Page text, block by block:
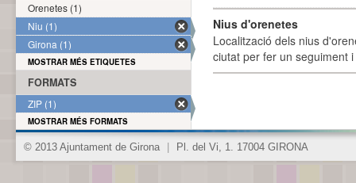
Nius d'orenetes
Localització dels nius
ciutat per fer un seguiment
Orenetes (1)
Niu (1)
Girona (1)
MOSTRAR MÉS ETIQUETES
FORMATS
ZIP (1)
MOSTRAR MÉS FORMATS
© 2013 Ajuntament de Girona Pl. del Vi, 1. 17004 GIRONA